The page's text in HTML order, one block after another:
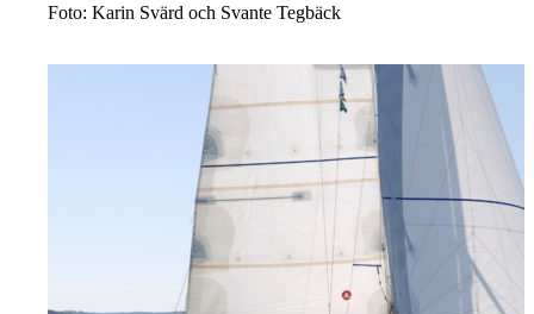
Foto: Karin Svärd och Svante Tegbäck